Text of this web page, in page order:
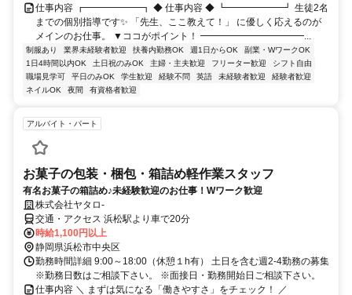
仕事内容 ┏━━━━━━┓ ◆ 仕事内容 ◆ ┗━━━━━━┛ 生徒2名
までの個別指導です✨ 「先生、ここ教えて！」 に優しく応えるのが
メインのお仕事。 ▼ココがポイント！ ━━━━━━━━━━━...
制服あり 業界未経験者歓迎 扶養内勤務OK 週1日からOK
副業・WワークOK
1日4時間以内OK
土日祝のみOK 主婦・主夫歓迎 フリーター歓迎
シフト自由
職場見学可
平日のみOK 学生歓迎 経験不問 英語 未経験者歓迎
経験者歓迎
ネイルOK
夜間 有資格者歓迎
アルバイト・パート
お菓子の包装・梱包・箱詰め軽作業スタッフ
有名お菓子の箱詰め♪未経験歓迎のお仕事！Wワーク歓迎
株式会社ヤタロ-
交通・アクセス 浜松駅より車で20分
時給1,100円以上
静岡県浜松市中央区
勤務時間詳細 9:00～18:00（休憩１h有） 土日を含む週2-4勤務の募集
※勤務日数はご相談下さい。 ※面接日・勤務開始日ご相談下さい。
仕事内容 ＼ まずは気になる「働きやすさ」をチェック！ ／